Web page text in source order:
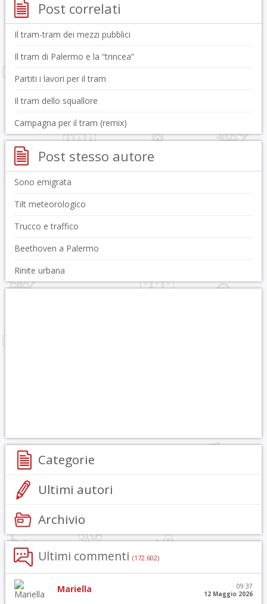
Post correlati
Il tram-tram dei mezzi pubblici
Il tram di Palermo e la “trincea”
Partiti i lavori per il tram
Il tram dello squallore
Campagna per il tram (remix)
Post stesso autore
Sono emigrata
Tilt meteorologico
Trucco e traffico
Beethoven a Palermo
Rinite urbana
Categorie
Ultimi autori
Archivio
Ultimi commenti (172.602)
Mariella
09:37
12 Maggio 2026